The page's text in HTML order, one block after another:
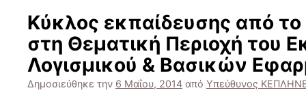
Κύκλος εκπαίδευσης από το
στη Θεματική Περιοχή του
Λογισμικού & Βασικών
Δημοσιεύθηκε την 6 Μαΐου, 2014 από Υπεύθυνος